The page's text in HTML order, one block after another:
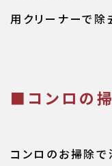
用クリーナーで除
■コンロの
コンロのお掃除で